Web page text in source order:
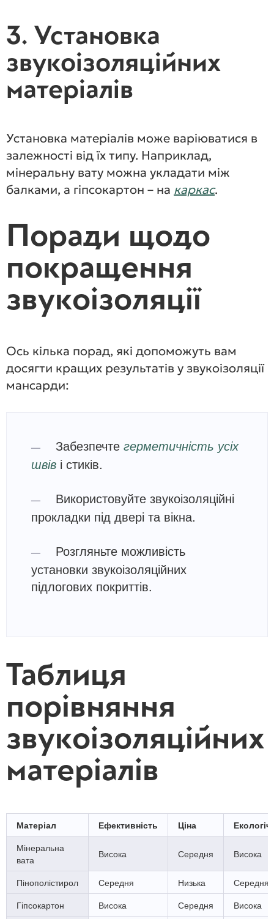
3. Установка
звукоізоляційних
матеріалів
Установка матеріалів може варіюватися в
залежності від їх типу. Наприклад,
мінеральну вату можна укладати між
балками, а гіпсокартон – на каркас.
Поради щодо
покращення
звукоізоляції
Ось кілька порад, які допоможуть вам
досягти кращих результатів у звукоізоляції
мансарди:
Забезпечте герметичність усіх
швів і стиків.
Використовуйте звукоізоляційні
прокладки під двері та вікна.
Розгляньте можливість
установки звукоізоляційних
підлогових покриттів.
Таблиця
порівняння
звукоізоляційних
матеріалів
Матеріал Ефективність Ціна
Мінеральна
вата
Висока Середня Висока
Пінополістирол Середня Низька
Середня
Гіпсокартон
Висока Середня Висока